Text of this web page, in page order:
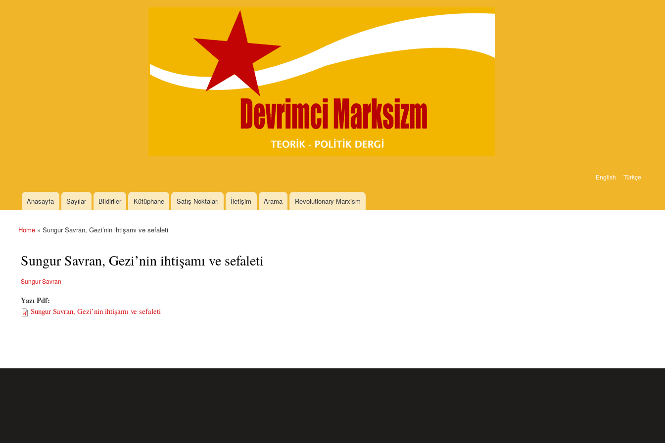
Skip to
English Türkçe
Main menu
Anasayfa Sayılar Bildiriler Kütüphane Satış Noktaları İletişim Arama Revolutionary Marxism
You are here
Home » Sungur Savran, Gezi’nin ihtişamı ve sefaleti
Sungur Savran, Gezi’nin ihtişamı ve sefaleti
Sungur Savran
Yazı Pdf:
Sungur Savran, Gezi’nin ihtişamı ve sefaleti